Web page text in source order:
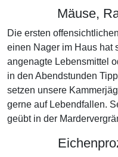
Mäuse,
Die ersten
einen Nager im Haus hat
angenagte Lebensmittel
in den Abendstunden
setzen unsere
gerne auf Lebendfallen.
geübt in der